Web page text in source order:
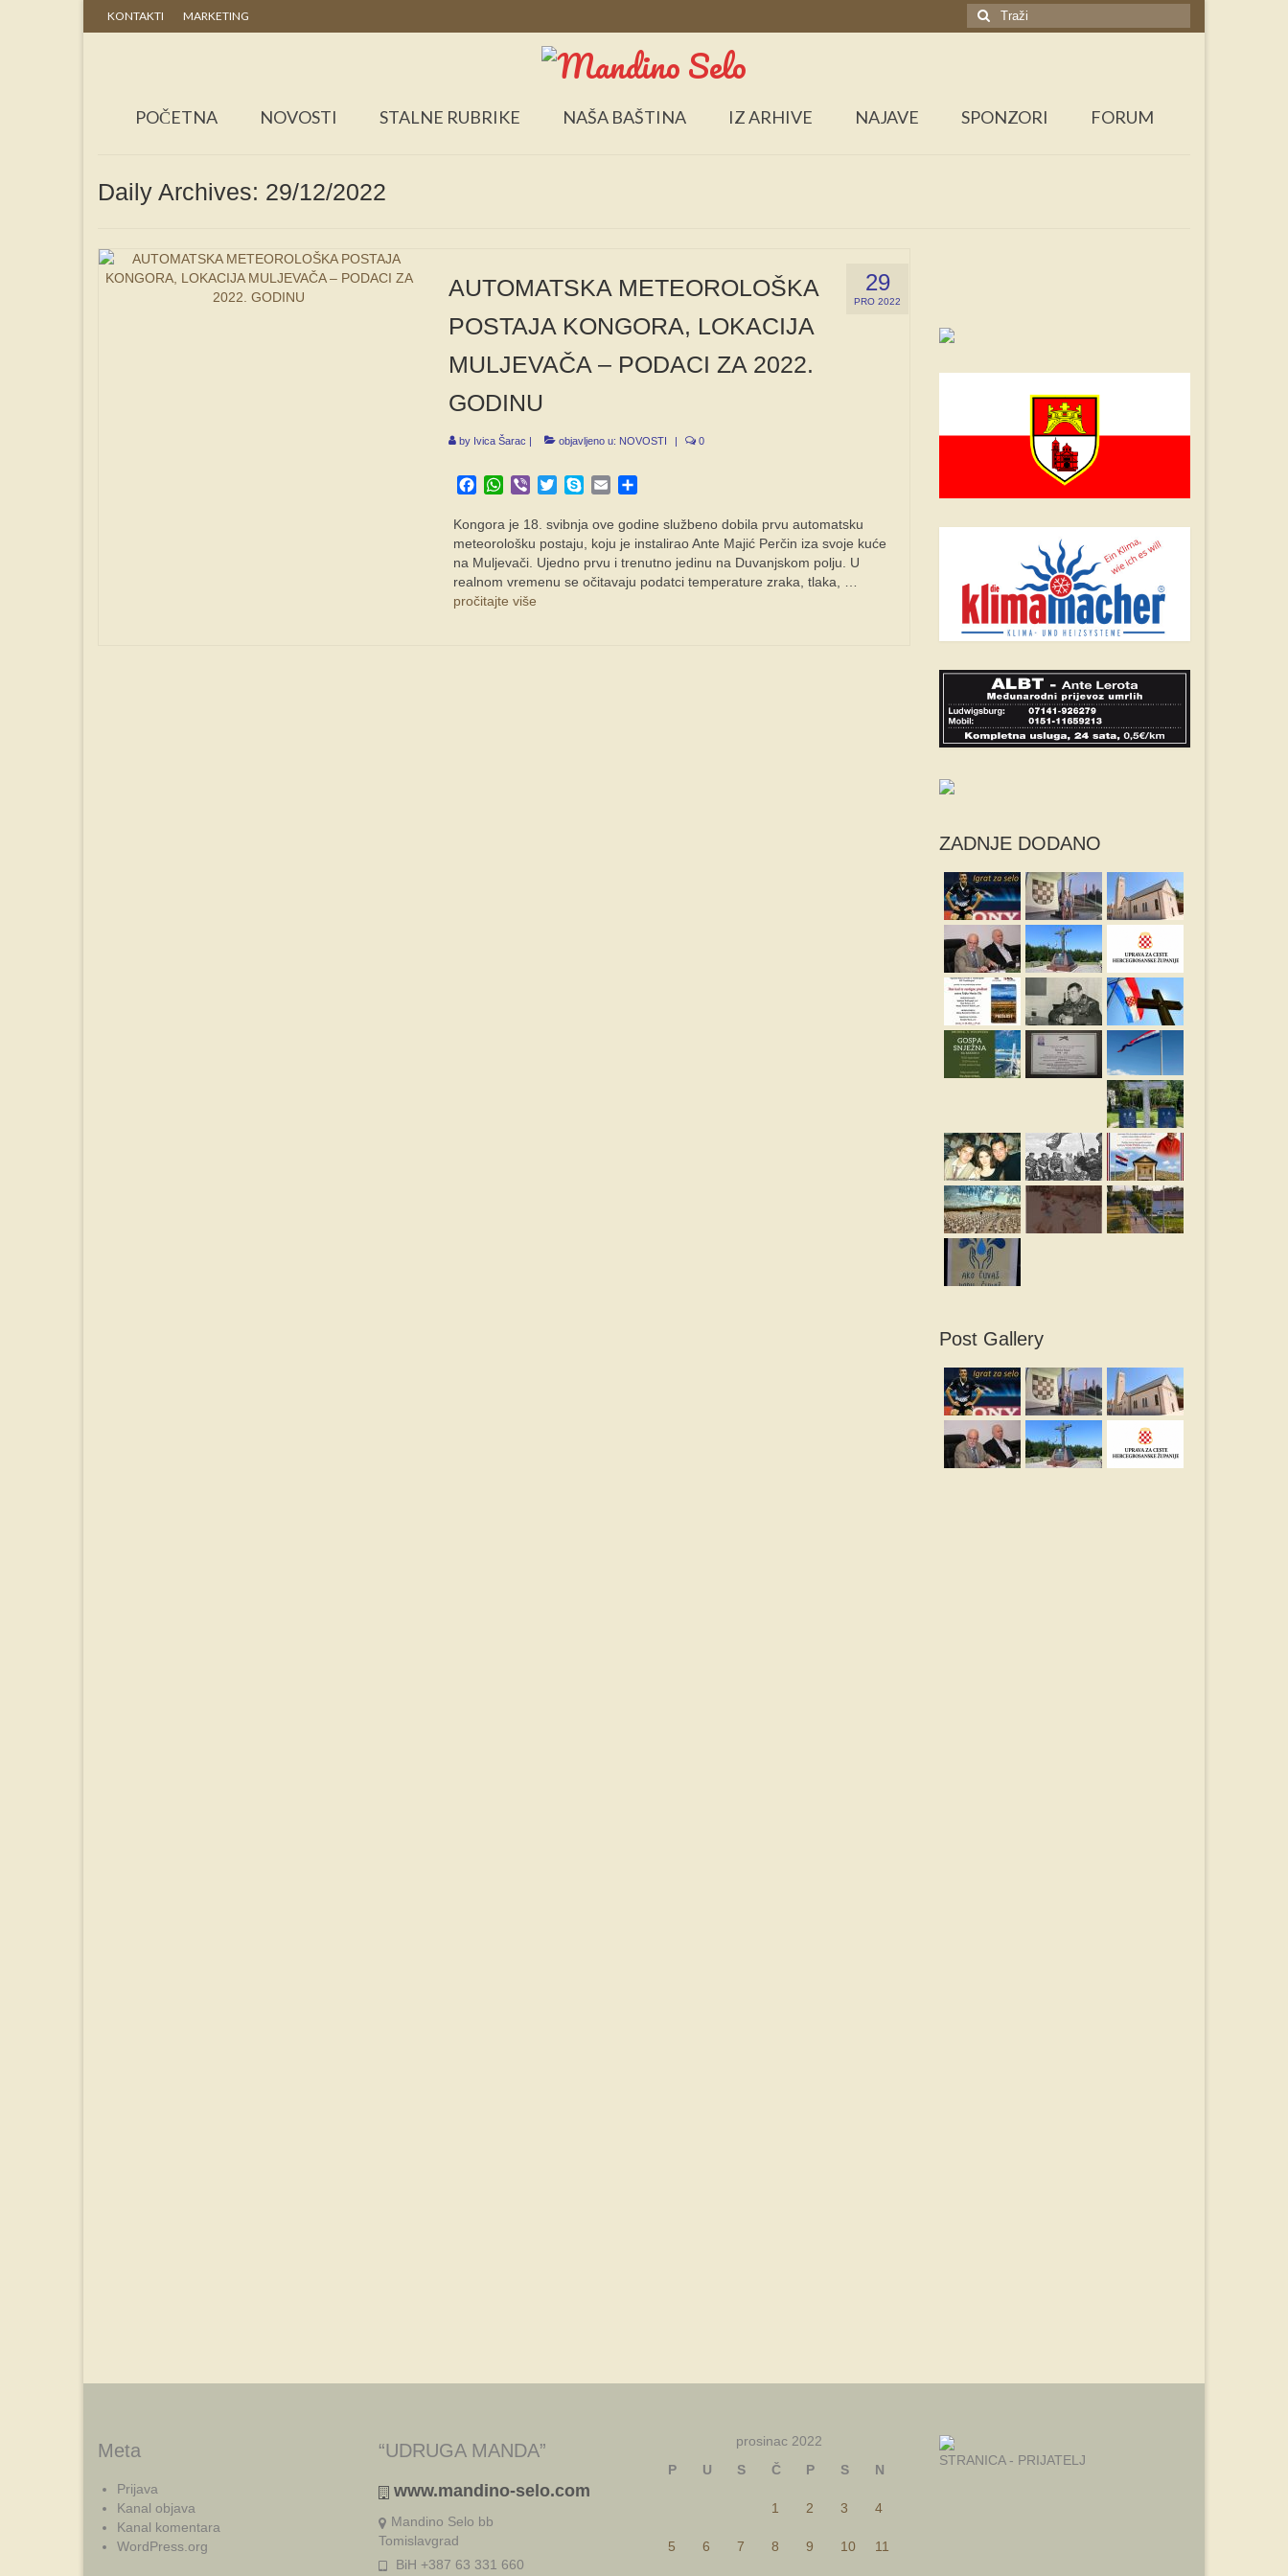
KONTAKTI MARKETING
Search
for:
POČETNA NOVOSTI STALNE RUBRIKE NAŠA BAŠTINA IZ ARHIVE NAJAVE SPONZORI FORUM
Daily Archives: 29/12/2022
29
PRO 2022
AUTOMATSKA METEOROLOŠKA
POSTAJA KONGORA, LOKACIJA
MULJEVAČA – PODACI ZA 2022.
GODINU
by Ivica Šarac | objavljeno u: NOVOSTI | 0
Facebook
WhatsApp
Viber TwitterSkypeEmail
Kongora je 18. svibnja ove godine službeno dobila prvu automatsku
meteorološku postaju, koju je instalirao Ante Majić Perčin iza svoje kuće
na Muljevači. Ujedno prvu i trenutno jedinu na Duvanjskom polju. U
realnom vremenu se očitavaju podatci temperature zraka, tlaka, …
pročitajte više
ZADNJE DODANO
Post Gallery
Meta
Prijava
Kanal objava
Kanal komentara
WordPress.org
“UDRUGA MANDA”
www.mandino-selo.com
Mandino Selo bb
Tomislavgrad
BiH +387 63 331 660
prosinac 2022
P
U S Č P S N
1 2 3 4
5 6 7 8 9 10 11
STRANICA - PRIJATELJ